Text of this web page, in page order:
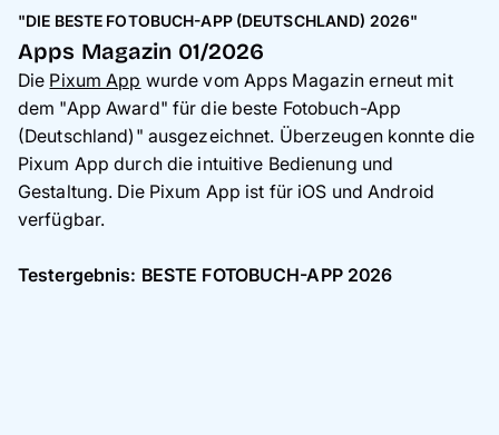
"DIE BESTE FOTOBUCH-APP (DEUTSCHLAND) 2026"
Apps Magazin 01/2026
Die Pixum App wurde vom Apps Magazin erneut mit
dem "App Award" für die beste Fotobuch-App
(Deutschland)" ausgezeichnet. Überzeugen konnte die
Pixum App durch die intuitive Bedienung und
Gestaltung. Die Pixum App ist für iOS und Android
verfügbar.
Testergebnis: BESTE FOTOBUCH-APP 2026